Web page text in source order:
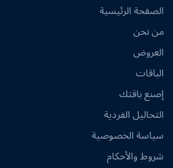
الصفحة الرئيسية
من نحن
العروض
الباقات
إصنع باقتك
التحاليل الفردية
سياسة الخصوصية
شروط والأحكام